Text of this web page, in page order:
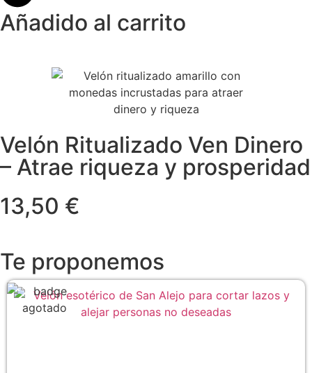
Añadido al carrito
Velón Ritualizado Ven Dinero
– Atrae riqueza y prosperidad
13,50 €
Te proponemos